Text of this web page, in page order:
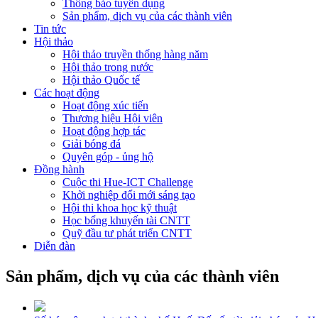
Thông báo tuyển dụng
Sản phẩm, dịch vụ của các thành viên
Tin tức
Hội thảo
Hội thảo truyền thống hàng năm
Hội thảo trong nước
Hội thảo Quốc tế
Các hoạt động
Hoạt động xúc tiến
Thương hiệu Hội viên
Hoạt động hợp tác
Giải bóng đá
Quyên góp - ủng hộ
Đồng hành
Cuộc thi Hue-ICT Challenge
Khởi nghiệp đổi mới sáng tạo
Hội thi khoa học kỹ thuật
Học bổng khuyến tài CNTT
Quỹ đầu tư phát triển CNTT
Diễn đàn
Sản phẩm, dịch vụ của các thành viên